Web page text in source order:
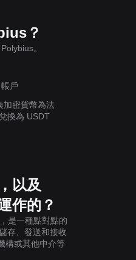
？
。
戶
加密貨幣為法
換為 USDT
以及
作的？
是一種點對點的
存、發送和接收
構或其他中介等